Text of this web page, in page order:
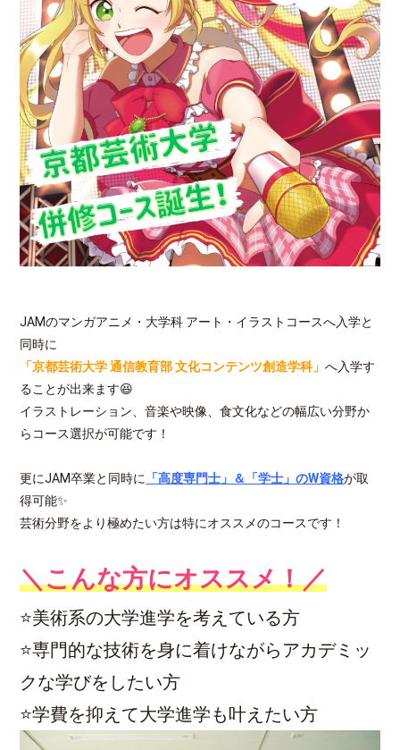
JAMのマンガアニメ・大学科 アート・イラストコースへ入学と
同時に
「京都芸術大学 通信教育部 文化コンテンツ創造学科」へ入学す
ることが出来ます😆
イラストレーション、音楽や映像、食文化などの幅広い分野か
らコース選択が可能です！
更にJAM卒業と同時に 「高度専門士」＆「学士」のW資格が取
得可能✨
芸術分野をより極めたい方は特にオススメのコースです！
＼こんな方にオススメ！／
⭐美術系の大学進学を考えている方
⭐専門的な技術を身に着けながらアカデミッ
クな学びをしたい方
⭐学費を抑えて大学進学も叶えたい方